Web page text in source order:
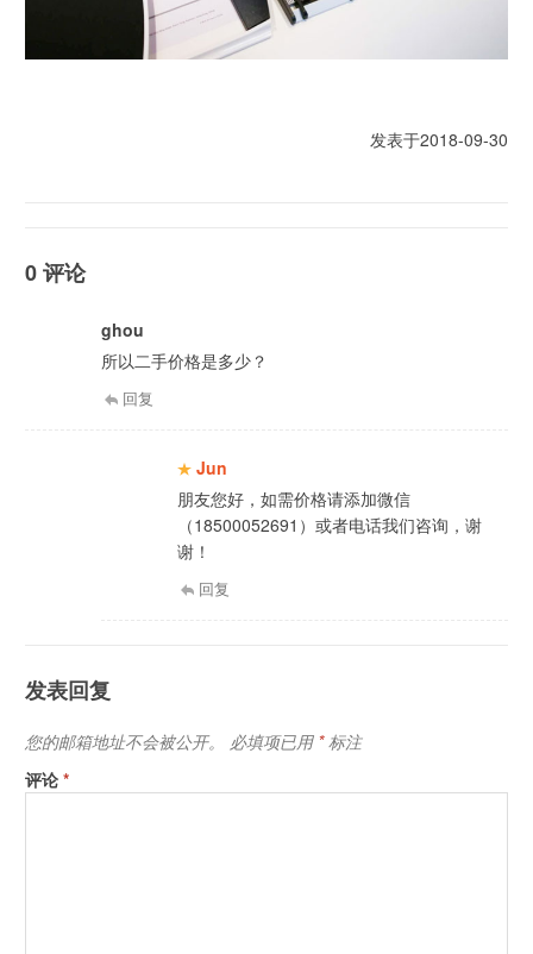
发表于2018-09-30
0 评论
ghou
所以二手价格是多少？
回复
Jun
朋友您好，如需价格请添加微信
（18500052691）或者电话我们咨询，谢
谢！
回复
发表回复
您的邮箱地址不会被公开。 必填项已用 *标注
评论*